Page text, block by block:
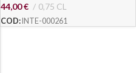
44,00€ 0,75 CL
COD: INTE-000261